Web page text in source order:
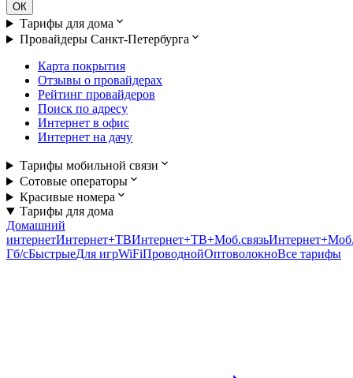
ОК
Тарифы для дома
Провайдеры Санкт-Петербурга
Карта покрытия
Отзывы о провайдерах
Рейтинг провайдеров
Поиск по адресу
Интернет в офис
Интернет на дачу
Тарифы мобильной связи
Сотовые операторы
Красивые номера
Тарифы для дома
Домашний
интернетИнтернет+ТВИнтернет+ТВ+Моб.связь
Гб/cБыстрыеДля игрWiFiПроводнойОптоволокноВсе тарифы